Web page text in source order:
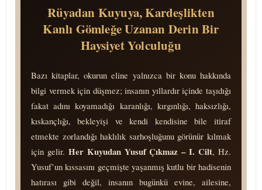
Rüyadan Kuyuya, Kardeşlikten
Kanlı Gömleğe Uzanan Derin Bir
Haysiyet Yolculuğu
Bazı kitaplar, okurun eline yalnızca bir konu hakkında
bilgi vermek için düşmez; insanın yıllardır içinde taşıdığı
fakat adını koyamadığı karanlığı, kırgınlığı, haksızlığı,
kıskançlığı, bekleyişi ve kendi kendisine bile itiraf
etmekte zorlandığı haklılık sarhoşluğunu görünür kılmak
için gelir. Her Kuyudan Yusuf Çıkmaz – I. Cilt, Hz.
Yusuf’un kıssasını geçmişte yaşanmış kutlu bir hadisenin
hatırası gibi değil, insanın bugünkü evine, ailesine,